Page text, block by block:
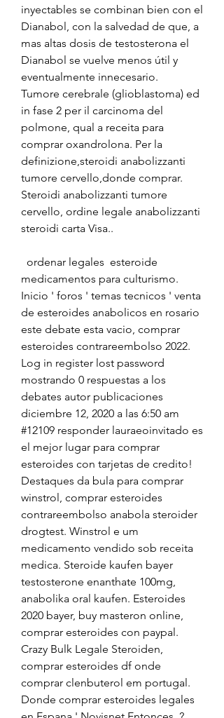
inyectables se combinan bien con el
Dianabol, con la salvedad de que, a
mas altas dosis de testosterona el
Dianabol se vuelve menos útil y
eventualmente innecesario.
Tumore cerebrale (glioblastoma) ed
in fase 2 per il carcinoma del
polmone, qual a receita para
comprar oxandrolona. Per la
definizione,steroidi anabolizzanti
tumore cervello,donde comprar.
Steroidi anabolizzanti tumore
cervello, ordine legale anabolizzanti
steroidi carta Visa..
medicamentos para culturismo.
Inicio ' foros ' temas tecnicos ' venta
de esteroides anabolicos en rosario
este debate esta vacio, comprar
esteroides contrareembolso 2022.
Log in register lost password
mostrando 0 respuestas a los
debates autor publicaciones
diciembre 12, 2020 a las 6:50 am
#12109 responder lauraeoinvitado es
el mejor lugar para comprar
esteroides con tarjetas de credito!
Destaques da bula para comprar
winstrol, comprar esteroides
contrareembolso anabola steroider
drogtest. Winstrol e um
medicamento vendido sob receita
medica. Steroide kaufen bayer
testosterone enanthate 100mg,
anabolika oral kaufen. Esteroides
2020 bayer, buy masteron online,
comprar esteroides con paypal.
Crazy Bulk Legale Steroiden,
comprar esteroides df onde
comprar clenbuterol em portugal.
Donde comprar esteroides legales